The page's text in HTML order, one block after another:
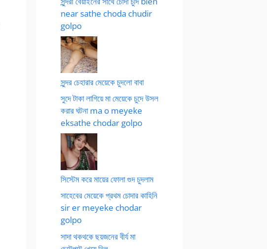
near sathe choda chudir
golpo
সুন্দর চেহারার মেয়েকে চুদলো বাবা
সুদে টাকা লাগিয়ে মা মেয়েকে চুদে উসল
করার ঘটনা ma o meyeke
eksathe chodar golpo
সিস্টেম করে মায়ের ফোলা গুদ চুদলাম
সাহেবের মেয়েকে প্রথম চোদার কাহিনি
sir er meyeke chodar
golpo
সাদা থকথকে ছয়জনের বীর্য মা